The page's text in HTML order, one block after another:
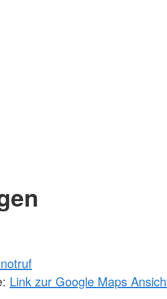
Link zur Google Maps